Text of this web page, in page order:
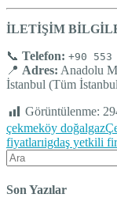
İLETİŞİM
📞 Telefon: +90
📍 Adres: Anadolu
İstanbul (Tüm
Görüntülenme:
çekmeköy doğalgaz
fiyatlarıigdaş yetkili
Şunu
ara:
Son Yazılar